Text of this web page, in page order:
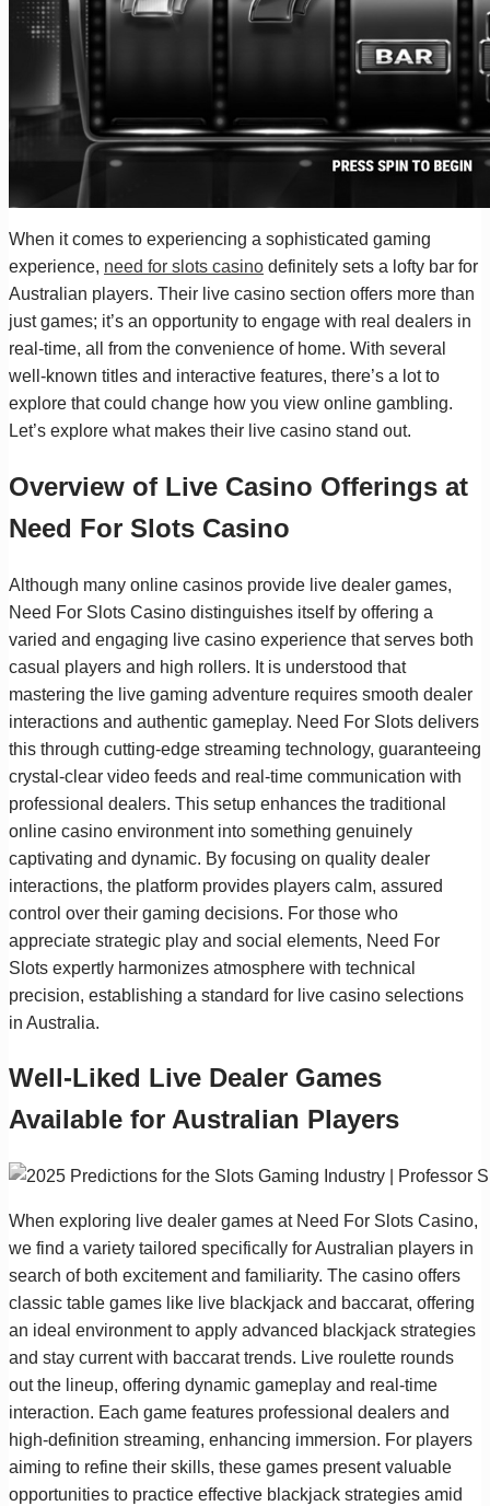
When it comes to experiencing a sophisticated gaming
experience, need for slots casino definitely sets a lofty bar for
Australian players. Their live casino section offers more than
just games; it’s an opportunity to engage with real dealers in
real-time, all from the convenience of home. With several
well-known titles and interactive features, there’s a lot to
explore that could change how you view online gambling.
Let’s explore what makes their live casino stand out.
Overview of Live Casino Offerings at
Need For Slots Casino
Although many online casinos provide live dealer games,
Need For Slots Casino distinguishes itself by offering a
varied and engaging live casino experience that serves both
casual players and high rollers. It is understood that
mastering the live gaming adventure requires smooth dealer
interactions and authentic gameplay. Need For Slots delivers
this through cutting-edge streaming technology, guaranteeing
crystal-clear video feeds and real-time communication with
professional dealers. This setup enhances the traditional
online casino environment into something genuinely
captivating and dynamic. By focusing on quality dealer
interactions, the platform provides players calm, assured
control over their gaming decisions. For those who
appreciate strategic play and social elements, Need For
Slots expertly harmonizes atmosphere with technical
precision, establishing a standard for live casino selections
in Australia.
Well-Liked Live Dealer Games
Available for Australian Players
When exploring live dealer games at Need For Slots Casino,
we find a variety tailored specifically for Australian players in
search of both excitement and familiarity. The casino offers
classic table games like live blackjack and baccarat, offering
an ideal environment to apply advanced blackjack strategies
and stay current with baccarat trends. Live roulette rounds
out the lineup, offering dynamic gameplay and real-time
interaction. Each game features professional dealers and
high-definition streaming, enhancing immersion. For players
aiming to refine their skills, these games present valuable
opportunities to practice effective blackjack strategies amid